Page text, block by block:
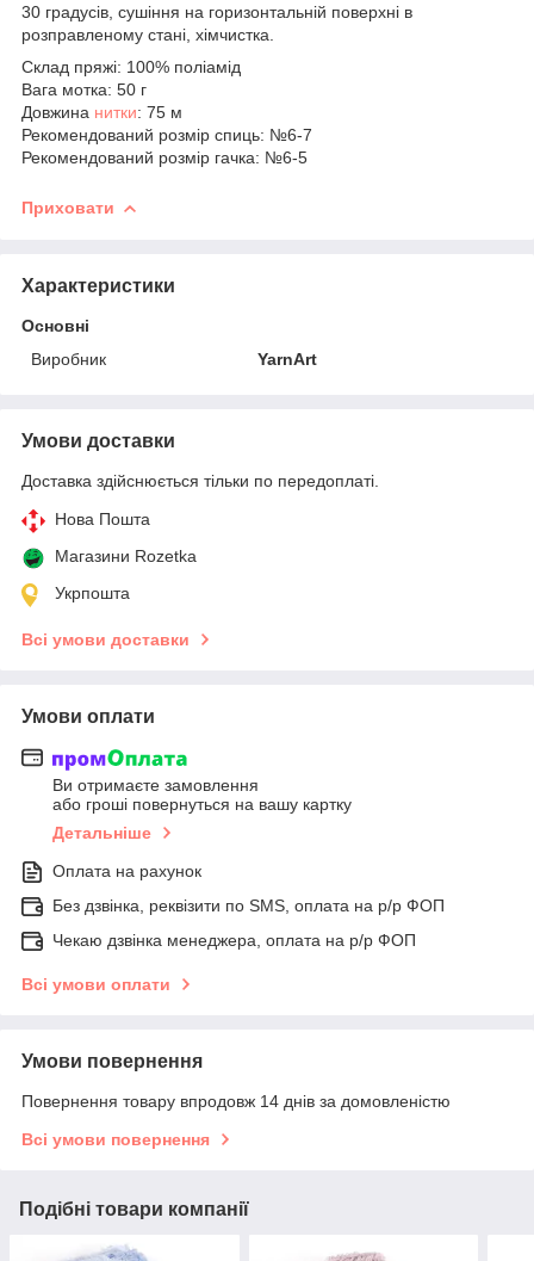
30 градусів, сушіння на горизонтальній поверхні в
розправленому стані, хімчистка.
Склад пряжі: 100% поліамід
Вага мотка: 50 г
Довжина нитки: 75 м
Рекомендований розмір спиць: №6-7
Рекомендований розмір гачка: №6-5
Приховати
Характеристики
Основні
Виробник
YarnArt
Умови доставки
Доставка здійснюється тільки по передоплаті.
Нова Пошта
Магазини Rozetka
Укрпошта
Всі умови доставки
Умови оплати
Ви отримаєте замовлення
або гроші повернуться на вашу картку
Детальніше
Оплата на рахунок
Без дзвінка, реквізити по SMS, оплата на р/р ФОП
Чекаю дзвінка менеджера, оплата на р/р ФОП
Всі умови оплати
Умови повернення
Повернення товару впродовж 14 днів за домовленістю
Всі умови повернення
Подібні товари компанії